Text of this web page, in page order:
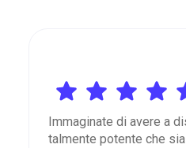
Immaginate di avere a
talmente potente che